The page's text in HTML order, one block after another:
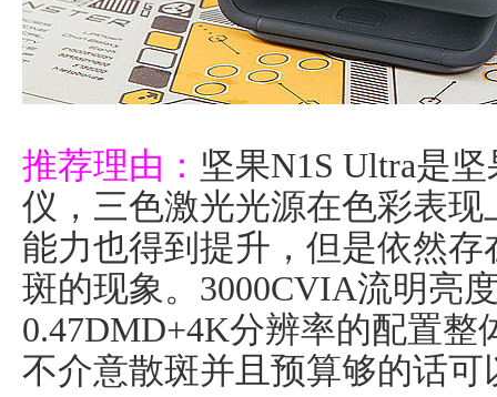
推荐理由： 坚果N1S Ultra是
仪，三色激光光源在色彩表
能力也得到提升，但是依然
斑的现象。3000CVIA流明亮
0.47DMD+4K分辨率的配置
不介意散斑并且预算够的话可